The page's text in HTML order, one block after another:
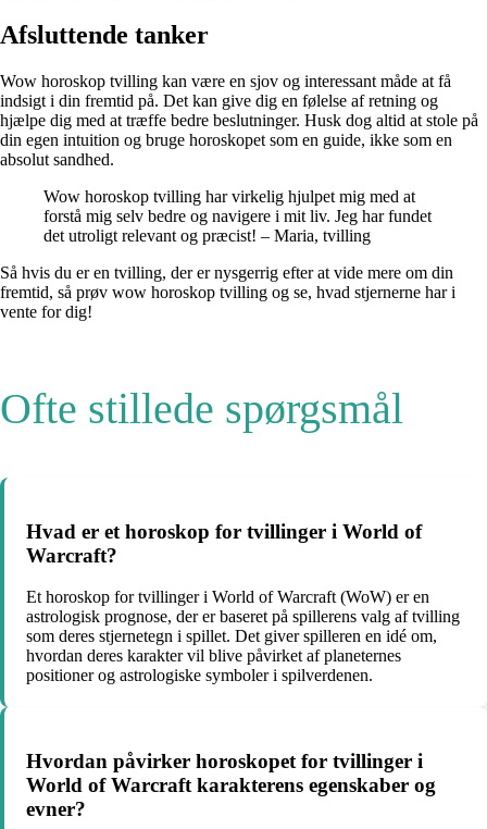
Afsluttende tanker
Wow horoskop tvilling kan være en sjov og interessant måde at få
indsigt i din fremtid på. Det kan give dig en følelse af retning og
hjælpe dig med at træffe bedre beslutninger. Husk dog altid at stole på
din egen intuition og bruge horoskopet som en guide, ikke som en
absolut sandhed.
Wow horoskop tvilling har virkelig hjulpet mig med at
forstå mig selv bedre og navigere i mit liv. Jeg har fundet
det utroligt relevant og præcist! – Maria, tvilling
Så hvis du er en tvilling, der er nysgerrig efter at vide mere om din
fremtid, så prøv wow horoskop tvilling og se, hvad stjernerne har i
vente for dig!
Ofte stillede spørgsmål
Hvad er et horoskop for tvillinger i World of
Warcraft?
Et horoskop for tvillinger i World of Warcraft (WoW) er en
astrologisk prognose, der er baseret på spillerens valg af tvilling
som deres stjernetegn i spillet. Det giver spilleren en idé om,
hvordan deres karakter vil blive påvirket af planeternes
positioner og astrologiske symboler i spilverdenen.
Hvordan påvirker horoskopet for tvillinger i
World of Warcraft karakterens egenskaber og
evner?